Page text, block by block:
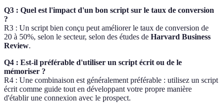
Q3 : Quel est l'impact d'un bon script sur le taux de conversion
?
R3 : Un script bien conçu peut améliorer le taux de conversion de
20 à 50%, selon le secteur, selon des études de Harvard Business
Review.
Q4 : Est-il préférable d'utiliser un script écrit ou de le
mémoriser ?
R4 : Une combinaison est généralement préférable : utilisez un script
écrit comme guide tout en développant votre propre manière
d'établir une connexion avec le prospect.